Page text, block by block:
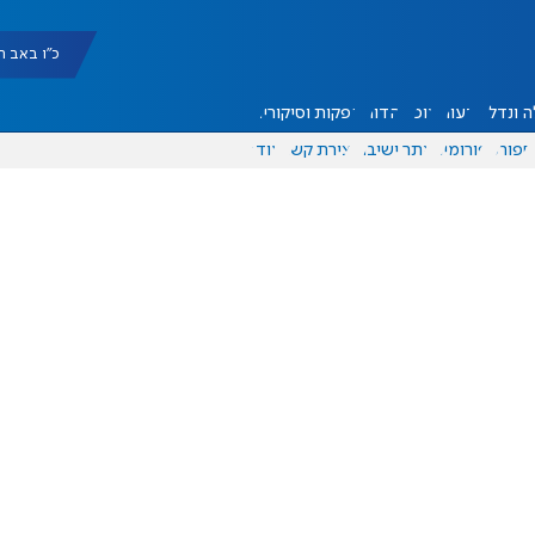
כ"ו באב
ונדל"ן דעות אוכל יהדות הפקות וסיקורים
ספורט פורומים אתר ישיבה יצירת קשר עוד